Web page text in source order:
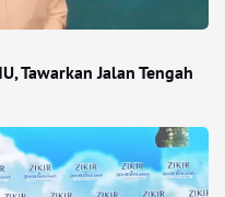
Tawarkan Jalan Tengah